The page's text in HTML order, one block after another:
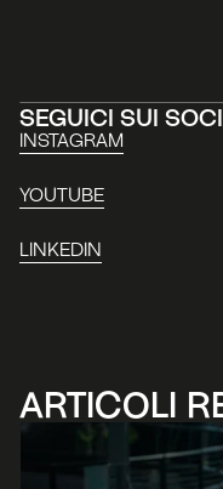
SEGUICI SUI
INSTAGRAM
YOUTUBE
LINKEDIN
ARTICOLI